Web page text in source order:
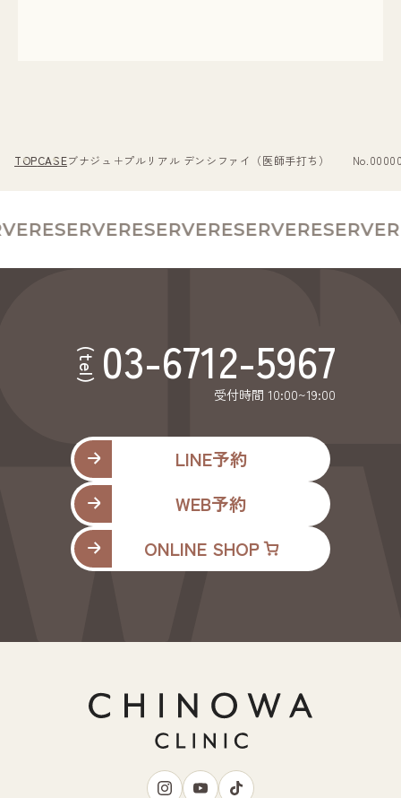
TOPCASEブナジュ＋プルリアル デンシファイ（医師手打ち）
RESERVERESERVERESERVERESERVE
(tel) 03-6712-5967
受付時間 10:00~19:00
LINE予約
WEB予約
ONLINE SHOP